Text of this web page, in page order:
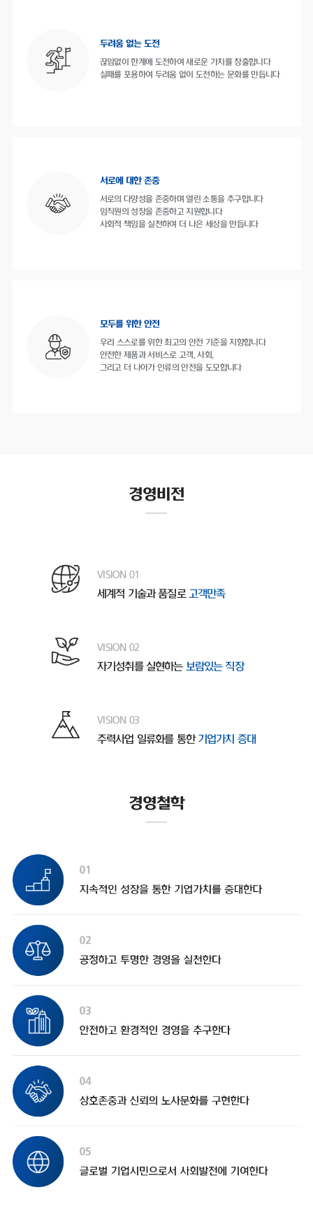
두려움 없는 도전
끊임없이 한계에 도전하여 새로운 가치를 창출합니다
실패를 포용하여 두려움 없이 도전하는 문화를 만듭니다
서로에 대한 존중
서로의 다양성을 존중하며 열린 소통을 추구합니다
임직원의 성장을 존중하고 지원합니다
사회적 책임을 실천하여 더 나은 세상을 만듭니다
모두를 위한 안전
우리 스스로를 위한 최고의 안전 기준을 지향합니다
안전한 제품과 서비스로 고객, 사회,
그리고 더 나아가 인류의 안전을 도모합니다
경영비전
VISION 01
세계적 기술과 품질로 고객만족
VISION 02
자기성취를 실현하는 보람있는 직장
VISION 03
주력사업 일류화를 통한 기업가치 증대
경영철학